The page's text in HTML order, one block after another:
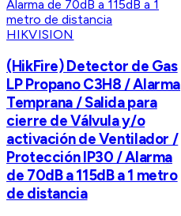
HIKVISION
(HikFire) Detector de Gas
LP Propano C3H8 / Alarma
Temprana / Salida para
cierre de Válvula y/o
activación de Ventilador /
Protección IP30 / Alarma
de 70dB a 115dB a 1 metro
de distancia